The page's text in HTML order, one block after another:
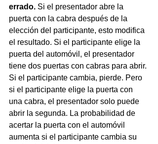
errado. Si el presentador abre la
puerta con la cabra después de la
elección del participante, esto modifica
el resultado. Si el participante elige la
puerta del automóvil, el presentador
tiene dos puertas con cabras para abrir.
Si el participante cambia, pierde. Pero
si el participante elige la puerta con
una cabra, el presentador solo puede
abrir la segunda. La probabilidad de
acertar la puerta con el automóvil
aumenta si el participante cambia su